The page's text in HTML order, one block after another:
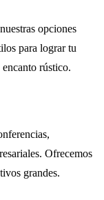
opciones
para lograr tu
encanto rústico.
Ofrecemos
grandes.